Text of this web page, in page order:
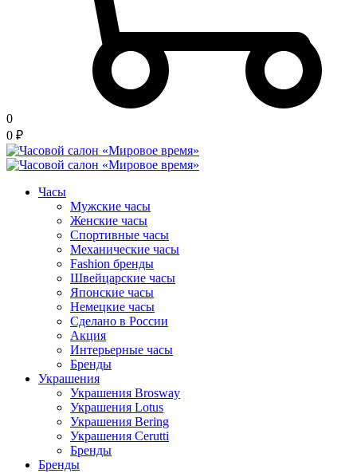
0
0 ₽
Часы
Мужские часы
Женские часы
Спортивные часы
Механические часы
Fashion бренды
Швейцарские часы
Японские часы
Немецкие часы
Сделано в России
Акция
Интерьерные часы
Бренды
Украшения
Украшения Brosway
Украшения Lotus
Украшения Bering
Украшения Cerutti
Бренды
Бренды